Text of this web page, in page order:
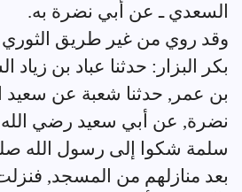
السعدي ـ عن أبي نضرة به.
وقد روي من غير طريق الثوري
بكر البزار: حدثنا عباد بن
بن عمر, حدثنا شعبة عن سعيد
نضرة, عن أبي سعيد رضي الله
سلمة شكوا إلى رسول الله
بعد منازلهم من المسجد,